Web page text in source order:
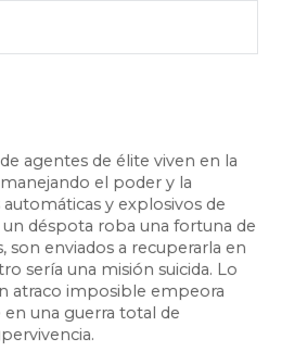
agentes de élite viven en la
el poder y la
y explosivos de
déspota roba una fortuna de
son enviados a recuperarla en
sería una misión suicida. Lo
atraco imposible empeora
una guerra total de